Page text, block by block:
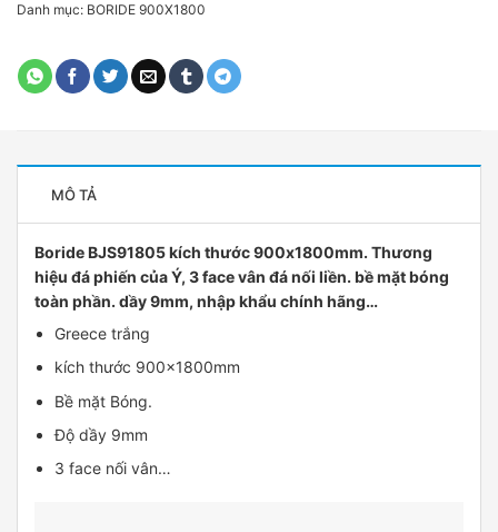
Danh mục: BORIDE 900X1800
MÔ TẢ
Boride BJS91805 kích thước 900x1800mm. Thương
hiệu đá phiến của Ý, 3 face vân đá nối liền. bề mặt bóng
toàn phần. dầy 9mm, nhập khẩu chính hãng…
Greece trắng
kích thước 900x1800mm
Bề mặt Bóng.
Độ dầy 9mm
3 face nối vân…